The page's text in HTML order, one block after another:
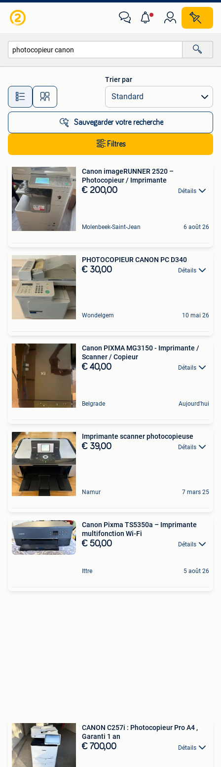
Toutes les distances…
Trier par
Sauvegarder votre recherche
Filtres
Canon imageRUNNER 2520 –
Photocopieur / Imprimante
€ 200,00 Détails
Molenbeek-Saint-Jean 6 août 26
PHOTOCOPIEUR CANON PC D340
€ 30,00 Détails
Wondelgem 10 mai 26
Canon PIXMA MG3150 - Imprimante /
Scanner / Copieur
€ 40,00 Détails
Belgrade Aujourd'hui
Imprimante scanner photocopieuse
€ 39,00 Détails
Namur 7 mars 25
Canon Pixma TS5350a – Imprimante
multifonction Wi-Fi
€ 50,00 Détails
Ittre 5 août 26
CANON C257i : Photocopieur Pro A4 ,
Garanti 1 an
€ 700,00 Détails